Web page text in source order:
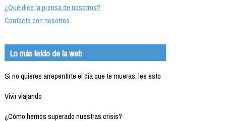
¿Qué dice la prensa de nosotros?
Contacta con nosotros
Lo más leído de la web
Si no quieres arrepentirte el día que te mueras, lee esto
Vivir viajando
¿Cómo hemos superado nuestras crisis?